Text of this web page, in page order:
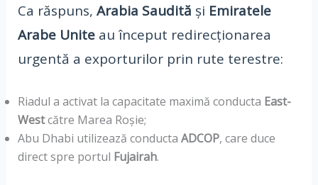
Ca răspuns, Arabia Saudită și Emiratele
Arabe Uniteau început redirecționarea
urgentă a exporturilor prin rute terestre:
Riadul a activat la capacitate maximă conducta East-
Westcătre Marea Roșie;
Abu Dhabi utilizează conducta ADCOP, care duce
direct spre portul Fujairah.